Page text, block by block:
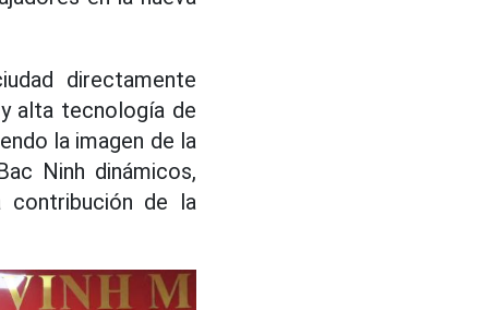
directamente
alta tecnología de
la imagen de la
Ninh dinámicos,
contribución de la